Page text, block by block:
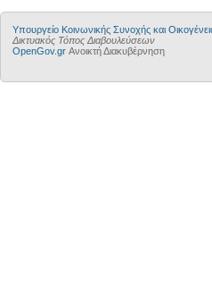
Υπουργείο Κοινωνικής Συνοχής και
Δικτυακός Τόπος Διαβουλεύσεων
OpenGov.gr Ανοικτή Διακυβέρνηση